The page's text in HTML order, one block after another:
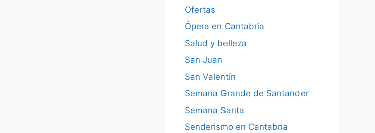
Ofertas
Ópera en Cantabria
Salud y belleza
San Juan
San Valentín
Semana Grande de Santander
Semana Santa
Senderismo en Cantabria